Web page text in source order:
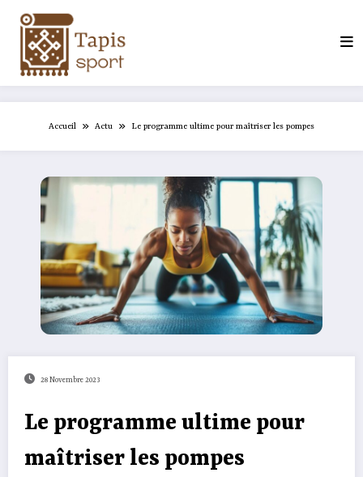
Accueil Actu Le programme ultime pour maîtriser les pompes
28 Novembre 2023
Le programme ultime pour
maîtriser les pompes